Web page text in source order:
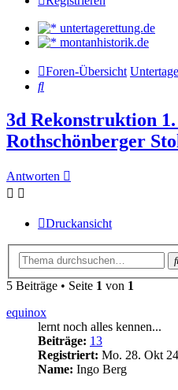
untertagerettung.de
montanhistorik.de
Foren-Übersicht Untertage
Suche
3d Rekonstruktion
Rothschönberger
Antworten
Druckansicht
5 Beiträge • Seite 1 von 1
equinox
lernt noch alles kennen...
Beiträge: 13
Registriert: Mo. 28. Okt
Name: Ingo Berg